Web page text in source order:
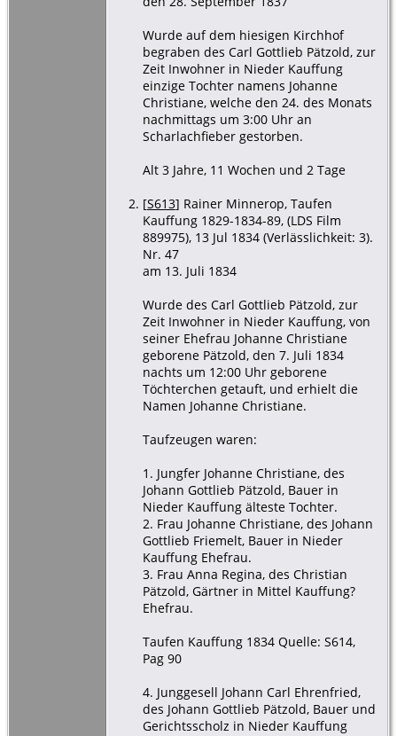
Kauffung,
Kreis
Goldberg,
Schlesien
Beerdigung
Kreis
Schlesien
Wurde auf dem hiesigen Kirchhof
begraben des Carl Gottlieb Pätzold, zur
Zeit Inwohner in Nieder Kauffung
einzige Tochter namens Johanne
Christiane, welche den 24. des Monats
nachmittags um 3:00 Uhr an
Scharlachfieber gestorben.
Alt 3 Jahre, 11 Wochen und 2 Tage
[S613] Rainer Minnerop, Taufen
Kauffung 1829-1834-89, (LDS Film
889975), 13 Jul 1834 (Verlässlichkeit: 3).
Nr. 47
am 13. Juli 1834
Wurde des Carl Gottlieb Pätzold, zur
Zeit Inwohner in Nieder Kauffung, von
seiner Ehefrau Johanne Christiane
geborene Pätzold, den 7. Juli 1834
nachts um 12:00 Uhr geborene
Töchterchen getauft, und erhielt die
Namen Johanne Christiane.
Taufzeugen waren:
1. Jungfer Johanne Christiane, des
Johann Gottlieb Pätzold, Bauer in
Nieder Kauffung älteste Tochter.
2. Frau Johanne Christiane, des Johann
Gottlieb Friemelt, Bauer in Nieder
Kauffung Ehefrau.
3. Frau Anna Regina, des Christian
Pätzold, Gärtner in Mittel Kauffung?
Ehefrau.
Taufen Kauffung 1834 Quelle: S614,
Pag 90
4. Junggesell Johann Carl Ehrenfried,
des Johann Gottlieb Pätzold, Bauer und
Gerichtsscholz in Nieder Kauffung